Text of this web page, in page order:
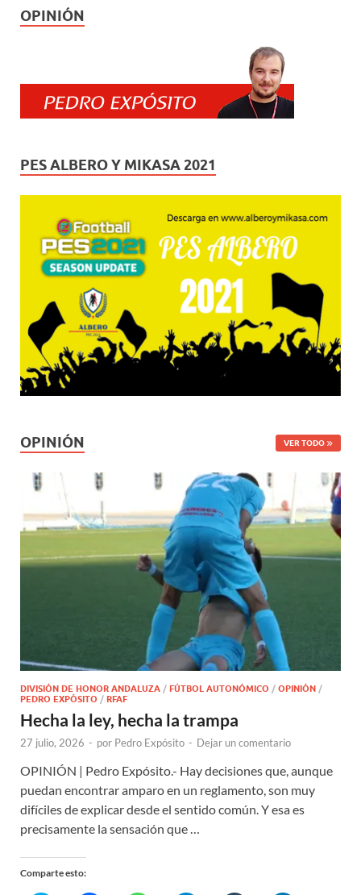
OPINIÓN
PES ALBERO Y MIKASA 2021
OPINIÓN VER TODO
DIVISIÓN DE HONOR ANDALUZA / FÚTBOL AUTONÓMICO / OPINIÓN /
PEDRO EXPÓSITO / RFAF
Hecha la ley, hecha la trampa
27 julio, 2026 - por Pedro Expósito - Dejar un comentario
OPINIÓN | Pedro Expósito.- Hay decisiones que, aunque
puedan encontrar amparo en un reglamento, son muy
difíciles de explicar desde el sentido común. Y esa es
precisamente la sensación que …
Comparte esto: